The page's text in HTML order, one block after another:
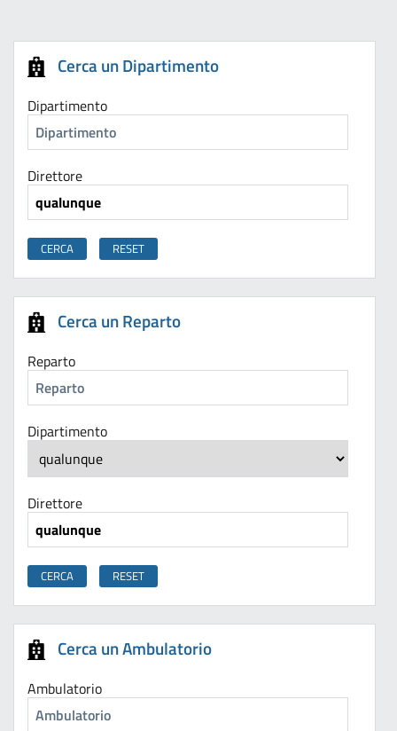
Cerca un Dipartimento
Dipartimento
Direttore
Cerca un Reparto
Reparto
Dipartimento
Direttore
Cerca un Ambulatorio
Ambulatorio